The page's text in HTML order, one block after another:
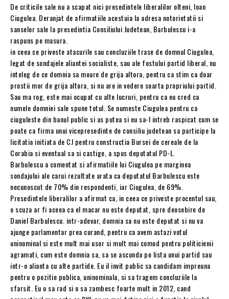
De criticile sale nu a scapat nici presedintele liberalilor olteni, Ioan
Ciugulea. Deranjat de afirmatiile acestuia la adresa notorietatii si
sanselor sale la presedintia Consiliului Judetean, Barbulescu i-a
raspuns pe masura.
in ceea ce priveste atacurile sau concluziile trase de domnul Ciugulea,
legat de sondajele aliantei socialiste, sau ale fostului partid liberal, nu
inteleg de ce domnia sa moare de grija altora, pentru ca stim ca doar
prostii mor de grija altora, si nu are in vedere soarta propriului partid.
Sau ma rog, este mai ocupat cu alte lucruri, pentru ca eu cred ca
numele domniei sale spune totul. Se numeste Ciugulea pentru ca
ciuguleste din banul public si as putea si eu sa-l intreb raspicat cum se
poate ca firma unui vicepresedinte de consiliu judetean sa participe la
licitatia initiata de CJ pentru constructia Bursei de cereale de la
Corabia si eventual sa si castige, a spus deputatul PD-L.
Barbulescu a comentat si afirmatiile lui Ciugulea pe marginea
sondajului ale carui rezultate arata ca deputatul Barbulescu este
necunoscut de 70% din respondenti, iar Ciugulea, de 69%.
Presedintele liberalilor a afirmat ca, in ceea ce priveste procentul sau,
o scuza ar fi aceea ca el macar nu este deputat, spre deosebire de
Daniel Barbulescu. intr-adevar, domnia sa nu este deputat si nu va
ajunge parlamentar prea curand, pentru ca avem astazi votul
uninominal si este mult mai usor si mult mai comod pentru politicienii
agramati, cum este domnia sa, sa se ascunda pe lista unui partid sau
intr-o alianta cu alte partide. Eu il invit public sa candidam impreuna
pentru o pozitie publica, uninominala, si sa tragem concluziile la
sfarsit. Eu o sa rad si o sa zambesc foarte mult in 2012, cand